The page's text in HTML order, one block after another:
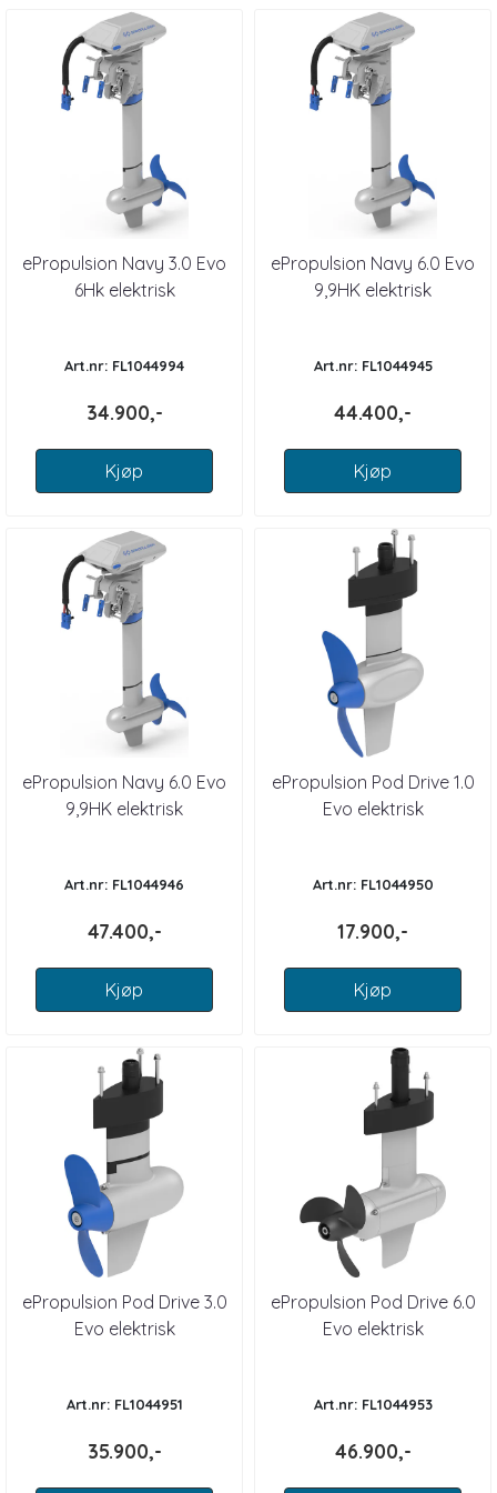
ePropulsion Navy 3.0 Evo
6Hk elektrisk
Art.nr: FL1044994
34.900,-
Kjøp
ePropulsion Navy 6.0 Evo
9,9HK elektrisk
Art.nr: FL1044945
44.400,-
Kjøp
ePropulsion Navy 6.0 Evo
9,9HK elektrisk
Art.nr: FL1044946
47.400,-
Kjøp
ePropulsion Pod Drive 1.0
Evo elektrisk
Art.nr: FL1044950
17.900,-
Kjøp
ePropulsion Pod Drive 3.0
Evo elektrisk
Art.nr: FL1044951
35.900,-
ePropulsion Pod Drive 6.0
Evo elektrisk
Art.nr: FL1044953
46.900,-